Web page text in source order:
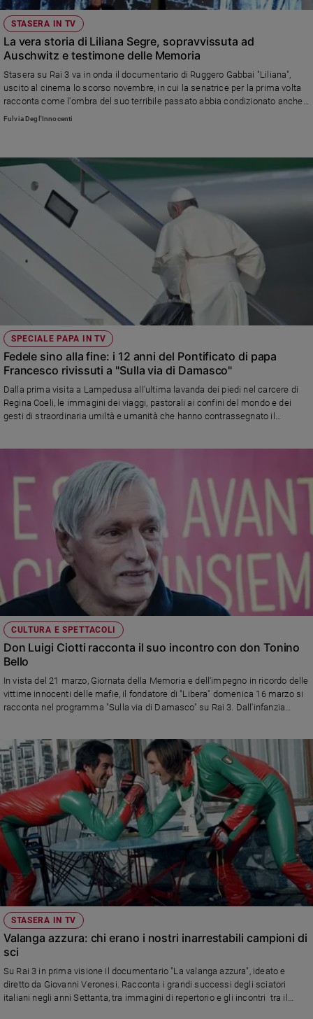
STASERA IN TV
La vera storia di Liliana Segre, sopravvissuta ad
Auschwitz e testimone delle Memoria
Stasera su Rai 3 va in onda il documentario di Ruggero Gabbai "Liliana",
uscito al cinema lo scorso novembre, in cui la senatrice per la prima volta
racconta come l'ombra del suo terribile passato abbia condizionato anche
la sua famiglia. In un momento storico dove sembra riaffiorare l'ombra del
Fulvia Degl'Innocenti
SPECIALE PAPA IN TV
Fedele sino alla fine: i 12 anni del Pontificato di papa
Francesco rivissuti a "Sulla via di Damasco"
Dalla prima visita a Lampedusa all'ultima lavanda dei piedi nel carcere di
Regina Coeli, le immagini dei viaggi, pastorali ai confini del mondo e dei
gesti di straordinaria umiltà e umanità che hanno contrassegnato il
CULTURA E SPETTACOLI
Don Luigi Ciotti racconta il suo incontro con don Tonino
Bello
In vista del 21 marzo, Giornata della Memoria e dell'impegno in ricordo delle
vittime innocenti delle mafie, il fondatore di "Libera" domenica 16 marzo si
racconta nel programma "Sulla via di Damasco" su Rai 3. Dall'infanzia
STASERA IN TV
Valanga azzura: chi erano i nostri inarrestabili campioni di
sci
Su Rai 3 in prima visione il documentario "La valanga azzura", ideato e
diretto da Giovanni Veronesi. Racconta i grandi successi degli sciatori
italiani negli anni Settanta, tra immagini di repertorio e gli incontri tra il